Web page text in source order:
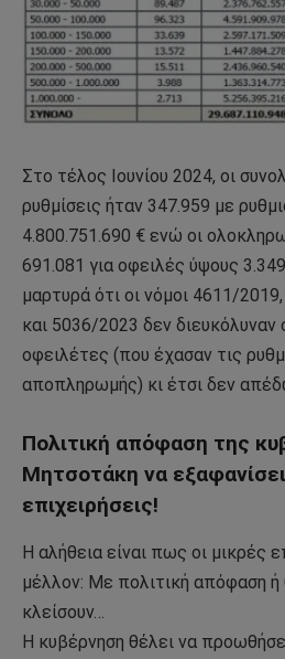
Στο τέλος Ιουνίου 2024, οι
ρυθμίσεις ήταν 347.959 με
4.800.751.690 € ενώ οι
691.081 για οφειλές ύψους
μαρτυρά ότι οι νόμοι 4611/
και 5036/2023 δεν διευκόλυναν
οφειλέτες (που έχασαν τις
αποπληρωμής) κι έτσι δεν
Πολιτική απόφαση της
Μητσοτάκη να εξαφανίσει
επιχειρήσεις!
Η αλήθεια είναι πως οι μικρές
μέλλον: Με πολιτική απόφαση
κλείσουν…
Η κυβέρνηση θέλει να